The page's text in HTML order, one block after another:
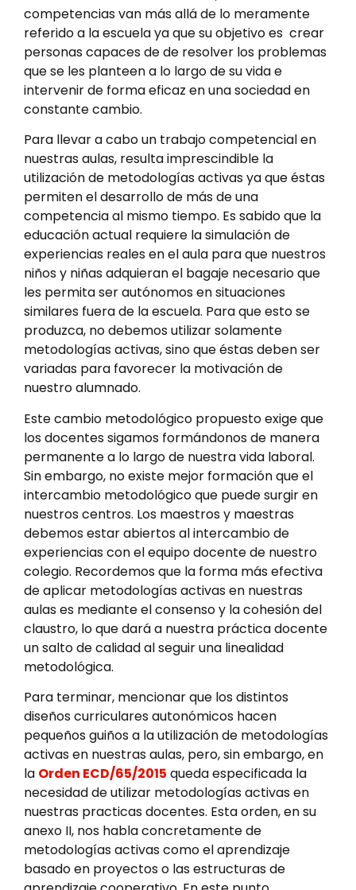
competencias van más allá de lo meramente
referido a la escuela ya que su objetivo es crear
personas capaces de de resolver los problemas
que se les planteen a lo largo de su vida e
intervenir de forma eficaz en una sociedad en
constante cambio.
Para llevar a cabo un trabajo competencial en
nuestras aulas, resulta imprescindible la
utilización de metodologías activas ya que éstas
permiten el desarrollo de más de una
competencia al mismo tiempo. Es sabido que la
educación actual requiere la simulación de
experiencias reales en el aula para que nuestros
niños y niñas adquieran el bagaje necesario que
les permita ser autónomos en situaciones
similares fuera de la escuela. Para que esto se
produzca, no debemos utilizar solamente
metodologías activas, sino que éstas deben ser
variadas para favorecer la motivación de
nuestro alumnado.
Este cambio metodológico propuesto exige que
los docentes sigamos formándonos de manera
permanente a lo largo de nuestra vida laboral.
Sin embargo, no existe mejor formación que el
intercambio metodológico que puede surgir en
nuestros centros. Los maestros y maestras
debemos estar abiertos al intercambio de
experiencias con el equipo docente de nuestro
colegio. Recordemos que la forma más efectiva
de aplicar metodologías activas en nuestras
aulas es mediante el consenso y la cohesión del
claustro, lo que dará a nuestra práctica docente
un salto de calidad al seguir una linealidad
metodológica.
Para terminar, mencionar que los distintos
diseños curriculares autonómicos hacen
pequeños guiños a la utilización de metodologías
activas en nuestras aulas, pero, sin embargo, en
la Orden ECD/65/2015 queda especificada la
necesidad de utilizar metodologías activas en
nuestras practicas docentes. Esta orden, en su
anexo II, nos habla concretamente de
metodologías activas como el aprendizaje
basado en proyectos o las estructuras de